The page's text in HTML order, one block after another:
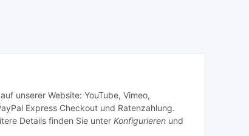
unserer Website: YouTube, Vimeo,
Express Checkout und Ratenzahlung.
Details finden Sie unter Konfigurieren und